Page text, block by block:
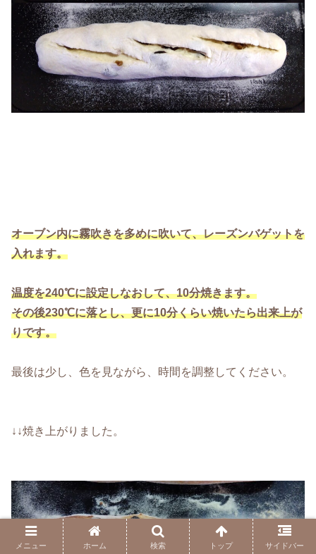
オーブン内に霧吹きを多めに吹いて、レーズンバゲットを
入れます。
温度を240℃に設定しなおして、10分焼きます。
その後230℃に落とし、更に10分くらい焼いたら出来上が
りです。
最後は少し、色を見ながら、時間を調整してください。
↓↓焼き上がりました。
メニュー ホーム 検索 トップ サイドバー